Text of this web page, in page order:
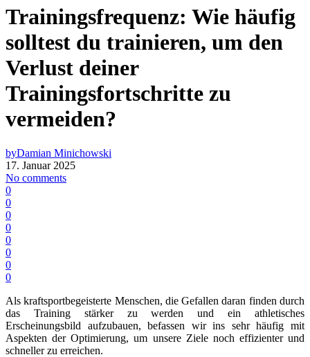
Trainingsfrequenz: Wie häufig
solltest du trainieren, um den
Verlust deiner
Trainingsfortschritte zu
vermeiden?
byDamian Minichowski
17. Januar 2025
No comments
0
0
0
0
0
0
0
0
Als kraftsportbegeisterte Menschen, die Gefallen daran finden durch
das Training stärker zu werden und ein athletisches
Erscheinungsbild aufzubauen, befassen wir ins sehr häufig mit
Aspekten der Optimierung, um unsere Ziele noch effizienter und
schneller zu erreichen.